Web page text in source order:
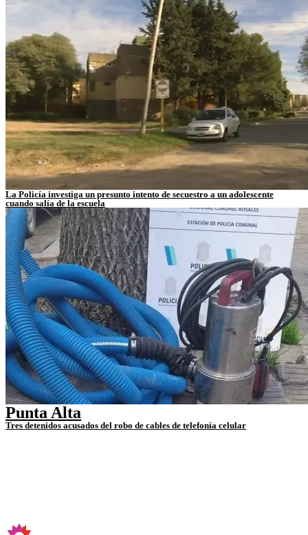
La Policía investiga un presunto intento de secuestro a un adolescente
cuando salía de la escuela
Punta Alta
Tres detenidos acusados del robo de cables de telefonía celular